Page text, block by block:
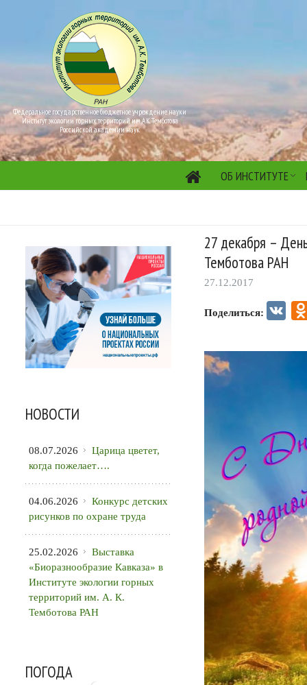
Федеральное государственное бюджетное учреждение науки
Институт экологии горных территорий им. А.К. Темботова
Российской академии наук
ОБ ИНСТИТУТЕ
27 декабря –
Темботова РАН
27.12.2017
Поделиться: VK
НОВОСТИ
08.07.2026
Царица цветет,
когда пожелает….
04.06.2026
Конкурс детских
рисунков по охране труда
25.02.2026
Выставка
«Биоразнообразие Кавказа» в
Институте экологии горных
территорий им. А. К.
Темботова РАН
ПОГОДА